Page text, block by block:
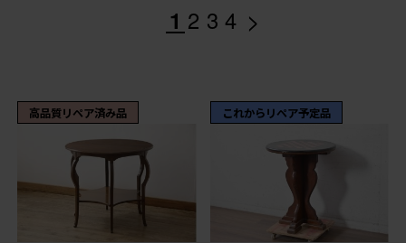
1 2 3 4 >
高品質リペア済み品 これからリペア予定品